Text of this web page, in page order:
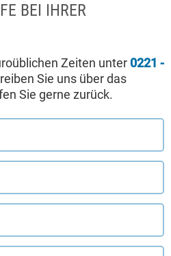
BEI IHRER
Zeiten unter 0221 -
Sie uns über das
Sie gerne zurück.